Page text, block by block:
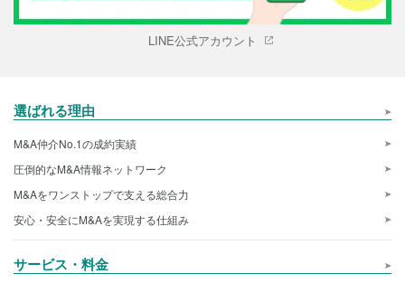
LINE公式アカウント
選ばれる理由
M&A仲介No.1の成約実績
圧倒的なM&A情報ネットワーク
M&Aをワンストップで支える総合力
安心・安全にM&Aを実現する仕組み
サービス・料金